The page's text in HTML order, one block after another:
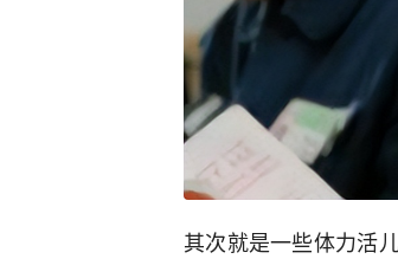
其次就是一些体力活